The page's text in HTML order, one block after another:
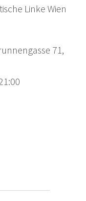
Linke Wien
71,